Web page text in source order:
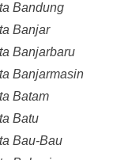
Bandung
Banjar
Banjarbaru
Banjarmasin
Batam
Batu
Bau-Bau